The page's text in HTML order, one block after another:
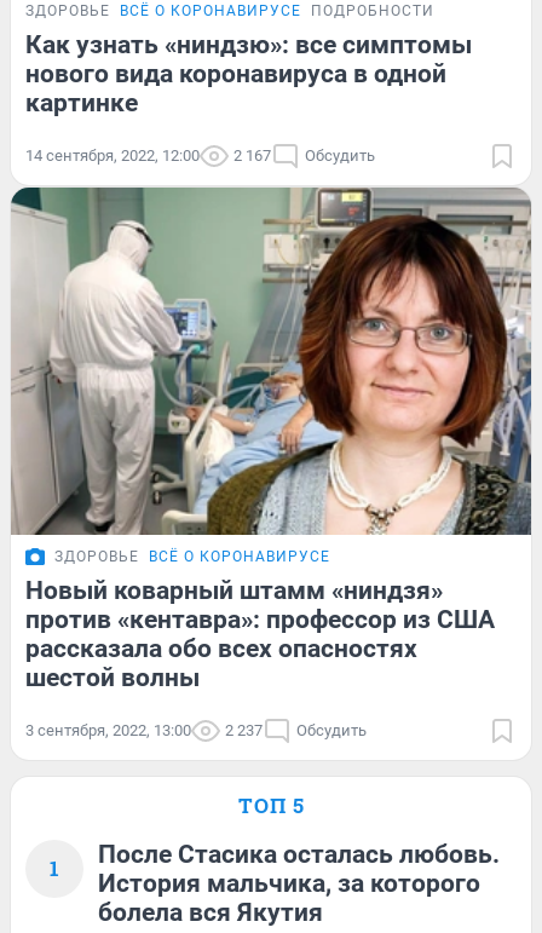
ЗДОРОВЬЕ ВСЁ О КОРОНАВИРУСЕ ПОДРОБНОСТИ
Как узнать «ниндзю»: все симптомы
нового вида коронавируса в одной
картинке
14 сентября, 2022, 12:00 2 167 Обсудить
ЗДОРОВЬЕ ВСЁ О КОРОНАВИРУСЕ
Новый коварный штамм «ниндзя»
против «кентавра»: профессор из США
рассказала обо всех опасностях
шестой волны
3 сентября, 2022, 13:00 2 237 Обсудить
ТОП 5
1
После Стасика осталась любовь.
История мальчика, за которого
болела вся Якутия